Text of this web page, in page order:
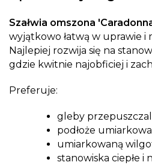
Szałwia omszona
wyjątkowo łatwą w uprawie i
Najlepiej rozwija się na
gdzie kwitnie najobficiej i
Preferuje:
gleby
podłoże
umiarkowaną
stanowiska ciepłe i